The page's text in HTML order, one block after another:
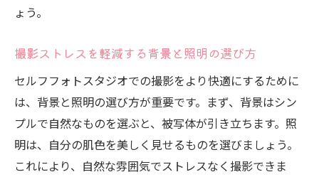
ょう。
撮影ストレスを軽減する背景と照明の選び方
セルフフォトスタジオでの撮影をより快適にするために
は、背景と照明の選び方が重要です。まず、背景はシン
プルで自然なものを選ぶと、被写体が引き立ちます。照
明は、自分の肌色を美しく見せるものを選びましょう。
これにより、自然な雰囲気でストレスなく撮影できま